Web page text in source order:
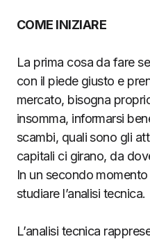
COME INIZIARE
La prima cosa da fare
con il piede giusto e
mercato, bisogna
insomma, informarsi
scambi, quali sono gli
capitali ci girano, da
In un secondo
studiare l’analisi tecnica.
L’analisi tecnica